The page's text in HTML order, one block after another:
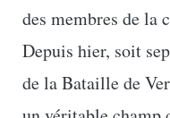
des membres de la
Depuis hier, soit
de la Bataille de